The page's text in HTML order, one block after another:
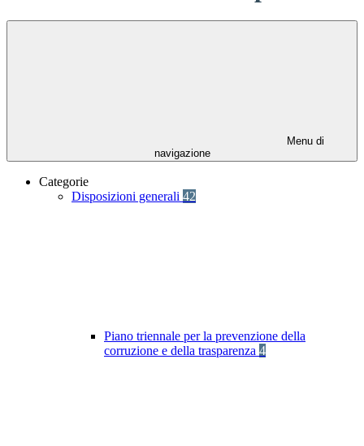
Menu di
navigazione
Categorie
Disposizioni generali 42
Piano triennale per la prevenzione della
corruzione e della trasparenza 4